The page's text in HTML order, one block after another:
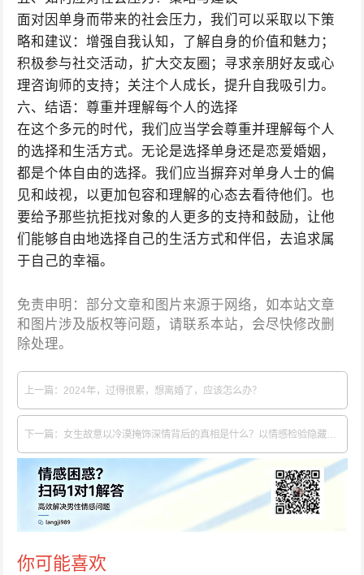
面对因单身而带来的社会压力，我们可以采取以下策
略和建议：增强自我认知，了解自身的价值和魅力；
积极参与社交活动，扩大交友圈；寻求亲朋好友或心
理咨询师的支持；关注个人成长，提升自我吸引力。
六、结语：尊重并理解每个人的选择
在这个多元的时代，我们应当学会尊重并理解每个人
的选择和生活方式。无论是选择单身还是恋爱婚姻，
都是个体自由的选择。我们应当摒弃对单身人士的偏
见和歧视，以更加包容和理解的心态去看待他们。也
要给予那些抗拒找对象的人更多的支持和鼓励，让他
们能够自由地选择自己的生活方式和伴侣，去追求属
于自己的幸福。
免责申明：部分文章和图片来源于网络，如本站文章
和图片涉及版权等问题，请联系本站，会尽快修改删
除处理。
上一篇：2024年，过得很累，想离婚了，应该怎么办？
下一篇：女生故意以冷漠掩饰深情背后的真相是什么？以情感检验隐藏的心机揭秘！
你可能喜欢